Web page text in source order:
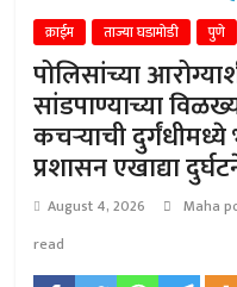
क्राईम ताज्या घडामोडी पुणे
पोलिसांच्या
सांडपाण्याच्या
कचऱ्याची
प्रशासन एखाद्या
August 4, 2026 Maha
read